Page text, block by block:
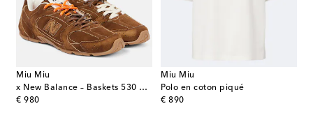
Miu Miu
x New Balance – Baskets 530 en daim
€ 980
original price
Miu Miu
Polo en coton piqué
€ 890
original price